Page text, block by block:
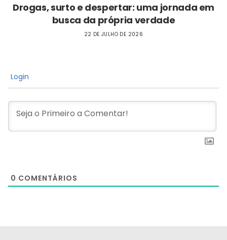
Drogas, surto e despertar: uma jornada em
busca da própria verdade
22 DE JULHO DE 2026
Login
0 COMENTÁRIOS